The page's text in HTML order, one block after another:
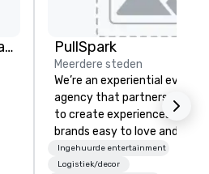
Gordon Ramsay Restaurants PullSpark
Meerdere steden
We’re an experiential events
agency that partners with
to create experiences that
brands easy to love and hard
forget. Most companies
know what makes them
Ingehuurde entertainment
Logistiek/decor